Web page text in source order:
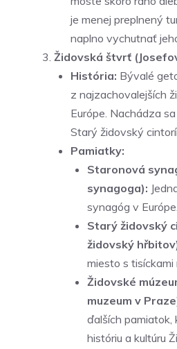
je menej preplnený
naplno vychutnať
Židovská štvrť
História: Bývalé
z najzachovalejších
Európe. Nachádza
Starý židovský
Pamiatky:
Staronová
synagoga):
synagóg v Európe.
Starý židovský
židovský
miesto s
Židovské
muzeum v
ďalších pamiatok,
históriu a kultúru